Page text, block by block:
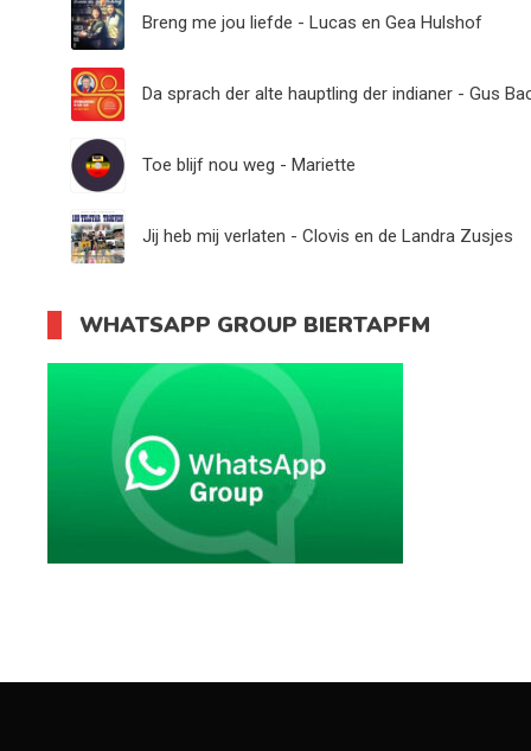
Breng me jou liefde - Lucas en Gea Hulshof
Da sprach der alte hauptling der indianer - Gus
Toe blijf nou weg - Mariette
Jij heb mij verlaten - Clovis en de Landra Zusjes
WHATSAPP GROUP BIERTAPFM